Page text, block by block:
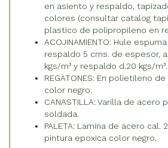
en asiento y respaldo,
colores (consultar catalog
plastico de polipropileno en
ACOJINAMIENTO: Hule
respaldo 5 cms. de espesor,
kgs/m³ y respaldo d.20 kgs/m³.
REGATONES: En polietileno
color negro.
CANASTILLA: Varilla de acero
soldada.
PALETA: Lamina de acero cal.
pintura epoxica color negro.